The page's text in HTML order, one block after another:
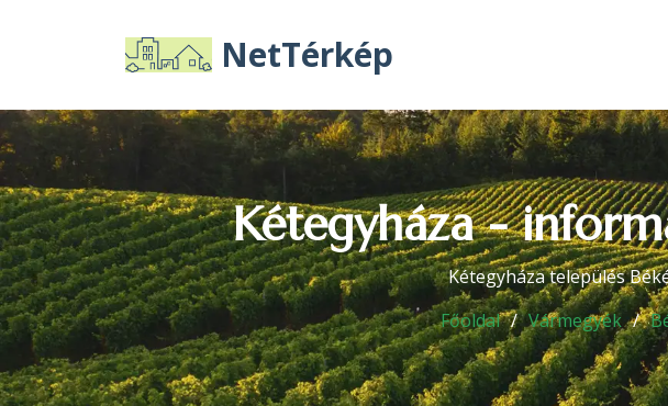
NetTérkép
Kétegyháza -
Kétegyháza település
Főoldal
Vármegyék